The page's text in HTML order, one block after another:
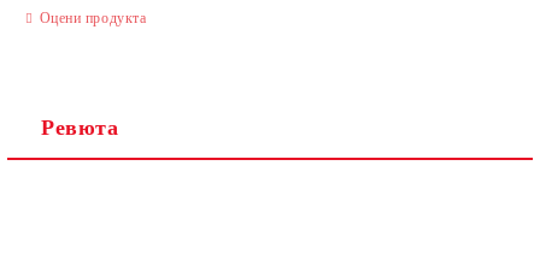
Оцени продукта
Ревюта